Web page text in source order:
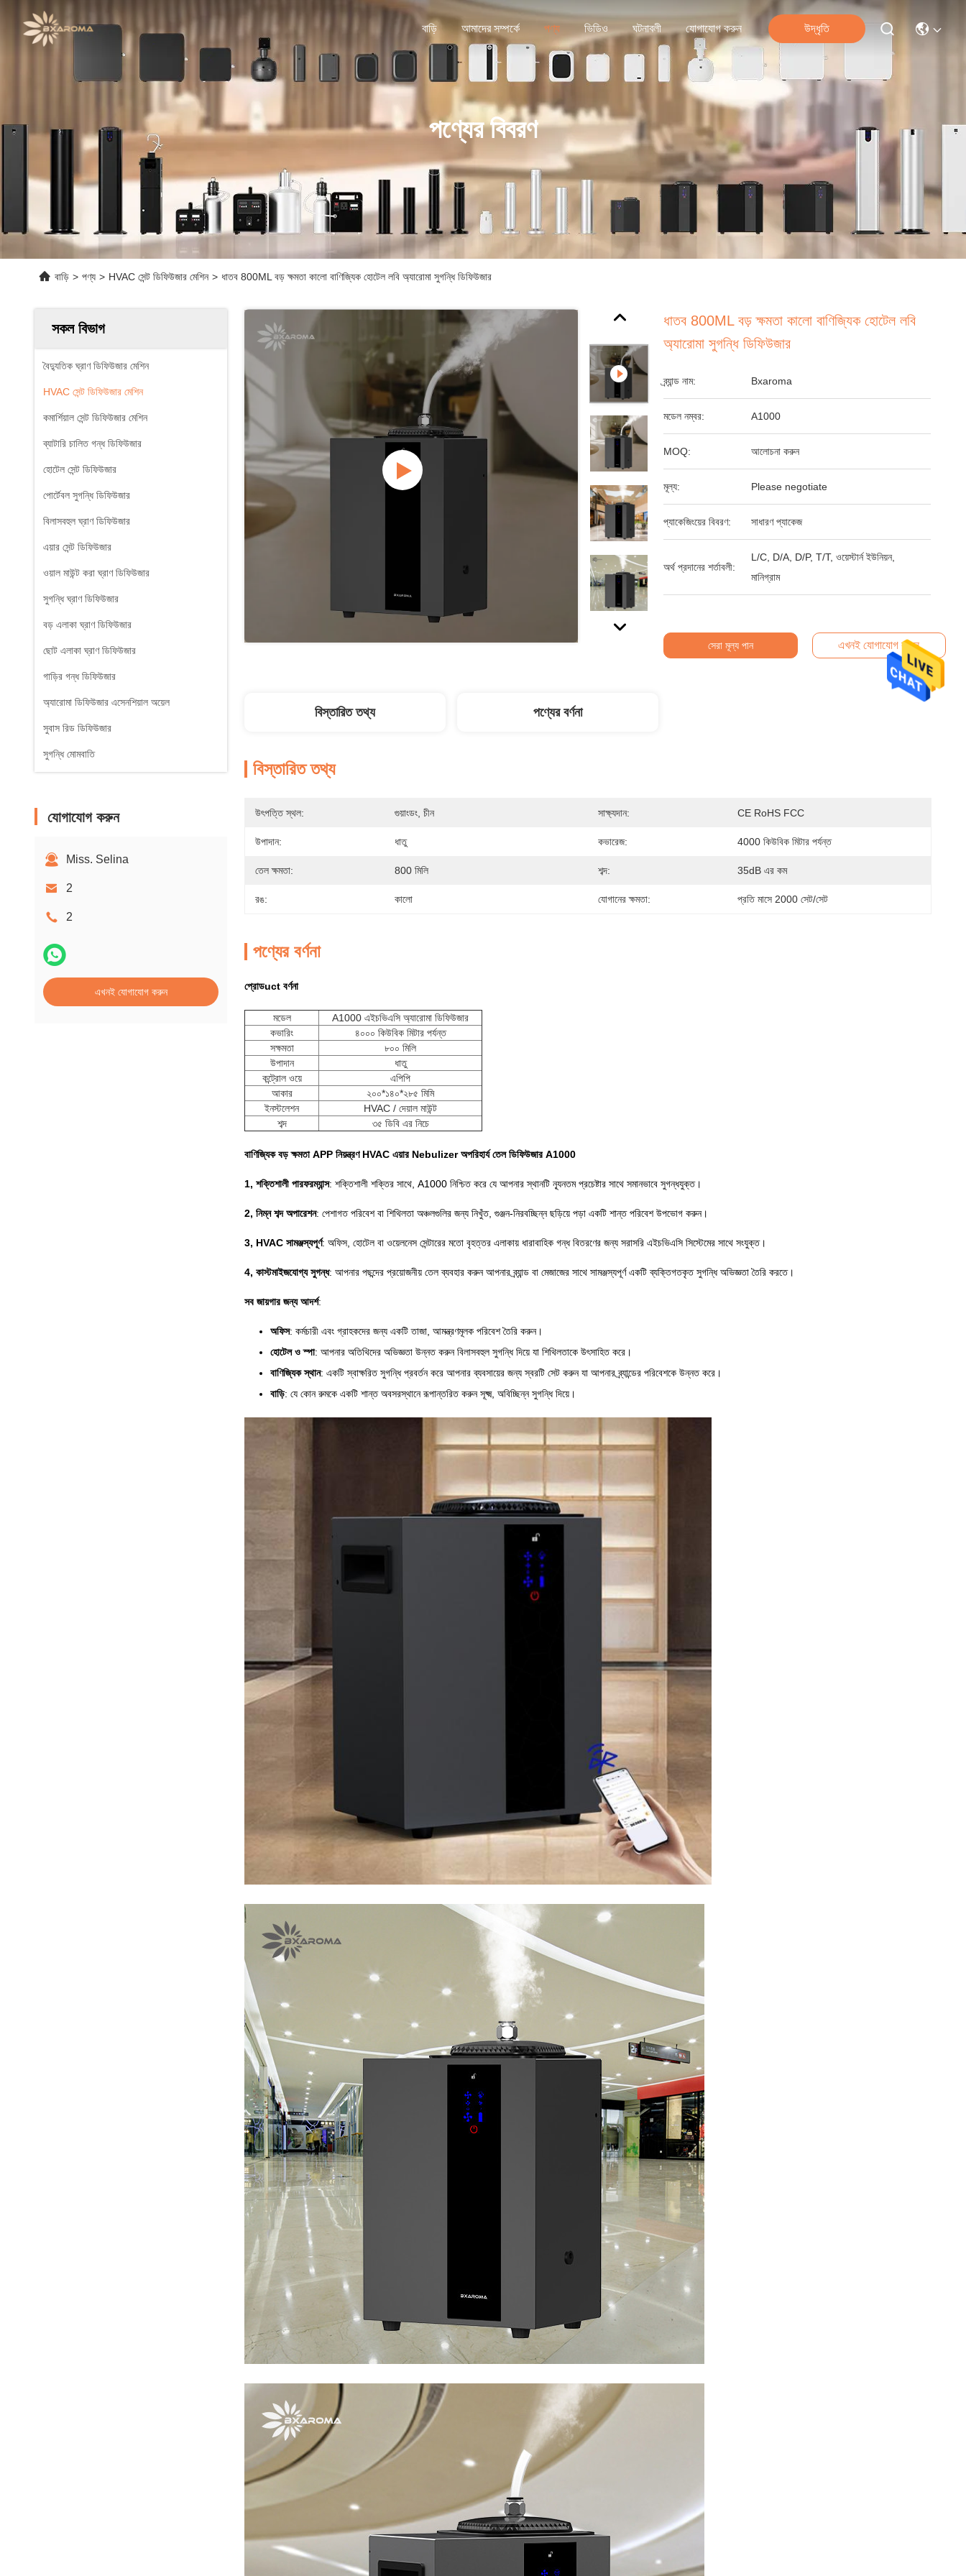
বাড়ি আমাদের সম্পর্কে পণ্য ভিডিও ঘটনাবলী যোগাযোগ করুন উদ্ধৃতি
পণ্যের বিবরণ
বাড়ি > পণ্য > HVAC সেন্ট ডিফিউজার মেশিন > ধাতব 800ML বড় ক্ষমতা কালো বাণিজ্যিক হোটেল লবি অ্যারোমা সুগন্ধি ডিফিউজার
সকল বিভাগ
বৈদ্যুতিক ঘ্রাণ ডিফিউজার মেশিন
HVAC সেন্ট ডিফিউজার মেশিন
কমার্শিয়াল সেন্ট ডিফিউজার মেশিন
ব্যাটারি চালিত গন্ধ ডিফিউজার
হোটেল সেন্ট ডিফিউজার
পোর্টেবল সুগন্ধি ডিফিউজার
বিলাসবহুল ঘ্রাণ ডিফিউজার
এয়ার সেন্ট ডিফিউজার
ওয়াল মাউন্ট করা ঘ্রাণ ডিফিউজার
সুগন্ধি ঘ্রাণ ডিফিউজার
বড় এলাকা ঘ্রাণ ডিফিউজার
ছোট এলাকা ঘ্রাণ ডিফিউজার
গাড়ির গন্ধ ডিফিউজার
অ্যারোমা ডিফিউজার এসেনশিয়াল অয়েল
সুবাস রিড ডিফিউজার
সুগন্ধি মোমবাতি
যোগাযোগ করুন
Miss. Selina
2
2
এখনই যোগাযোগ করুন
ধাতব 800ML বড় ক্ষমতা কালো বাণিজ্যিক হোটেল লবি
অ্যারোমা সুগন্ধি ডিফিউজার
ব্র্যান্ড নাম: Bxaroma
মডেল নম্বর: A1000
MOQ: আলোচনা করুন
মূল্য: Please negotiate
প্যাকেজিংয়ের বিবরণ: সাধারণ প্যাকেজ
অর্থ প্রদানের শর্তাবলী:
L/C, D/A, D/P, T/T, ওয়েস্টার্ন ইউনিয়ন,
মানিগ্রাম
সেরা মূল্য পান এখনই যোগাযোগ করুন
বিস্তারিত তথ্য পণ্যের বর্ণনা
বিস্তারিত তথ্য
উৎপত্তি স্থল: গুয়াংডং, চীন সাক্ষ্যদান: CE RoHS FCC
উপাদান: ধাতু কভারেজ: 4000 কিউবিক মিটার পর্যন্ত
তেল ক্ষমতা: 800 মিলি শব্দ: 35dB এর কম
রঙ: কালো যোগানের ক্ষমতা: প্রতি মাসে 2000 সেট/সেট
পণ্যের বর্ণনা
প্রোডuct বর্ণনা
মডেল
A1000 এইচভিএসি অ্যারোমা ডিফিউজার
কভারিং
৪০০০ কিউবিক মিটার পর্যন্ত
সক্ষমতা
৮০০ মিলি
উপাদান
ধাতু
কন্ট্রোল ওয়ে
এপিপি
আকার
২০০*১৪০*২৮৫ মিমি
ইনস্টলেশন
HVAC / দেয়াল মাউন্ট
শব্দ
৩৫ ডিবি এর নিচে
বাণিজ্যিক বড় ক্ষমতা APP নিয়ন্ত্রণ HVAC এয়ার Nebulizer অপরিহার্য তেল ডিফিউজার A1000
1, শক্তিশালী পারফরম্যান্স: শক্তিশালী শক্তির সাথে, A1000 নিশ্চিত করে যে আপনার স্থানটি ন্যূনতম প্রচেষ্টার সাথে সমানভাবে সুগন্ধযুক্ত।
2, নিম্ন শব্দ অপারেশন: পেশাগত পরিবেশ বা শিথিলতা অঞ্চলগুলির জন্য নিখুঁত, গুঞ্জন-নিরবচ্ছিন্ন ছড়িয়ে পড়া একটি শান্ত পরিবেশ উপভোগ করুন।
3, HVAC সামঞ্জস্যপূর্ণ: অফিস, হোটেল বা ওয়েলনেস সেন্টারের মতো বৃহত্তর এলাকায় ধারাবাহিক গন্ধ বিতরণের জন্য সরাসরি এইচভিএসি সিস্টেমের সাথে সংযুক্ত।
4, কাস্টমাইজযোগ্য সুগন্ধ: আপনার পছন্দের প্রয়োজনীয় তেল ব্যবহার করুন আপনার ব্র্যান্ড বা মেজাজের সাথে সামঞ্জস্যপূর্ণ একটি ব্যক্তিগতকৃত সুগন্ধি অভিজ্ঞতা তৈরি করতে।
সব জায়গার জন্য আদর্শ:
অফিস: কর্মচারী এবং গ্রাহকদের জন্য একটি তাজা, আমন্ত্রণমূলক পরিবেশ তৈরি করুন।
হোটেল ও স্পা: আপনার অতিথিদের অভিজ্ঞতা উন্নত করুন বিলাসবহুল সুগন্ধি দিয়ে যা শিথিলতাকে উৎসাহিত করে।
বাণিজ্যিক স্থান: একটি স্বাক্ষরিত সুগন্ধি প্রবর্তন করে আপনার ব্যবসায়ের জন্য স্বরটি সেট করুন যা আপনার ব্র্যান্ডের পরিবেশকে উন্নত করে।
বাড়ি: যে কোন রুমকে একটি শান্ত অবসরস্থানে রূপান্তরিত করুন সূক্ষ্ম, অবিচ্ছিন্ন সুগন্ধি দিয়ে।